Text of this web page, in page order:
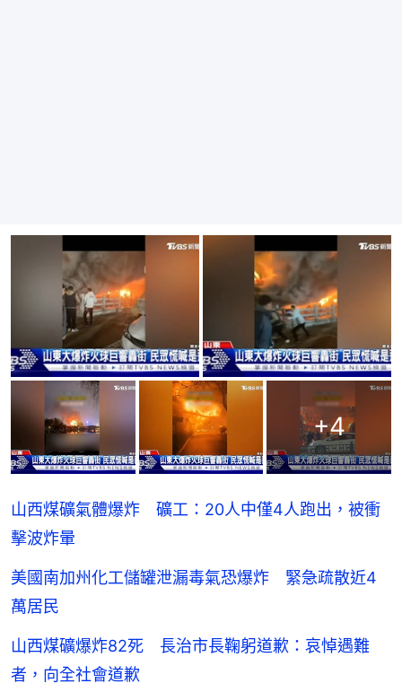
+4
山西煤礦氣體爆炸 礦工：20人中僅4人跑出，被衝
擊波炸暈
美國南加州化工儲罐泄漏毒氣恐爆炸 緊急疏散近4
萬居民
山西煤礦爆炸82死 長治市長鞠躬道歉：哀悼遇難
者，向全社會道歉